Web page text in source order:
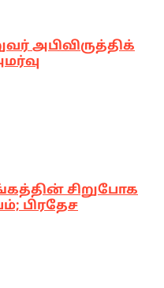
அபிவிருத்திக்
சிறுபோக
பிரதேச